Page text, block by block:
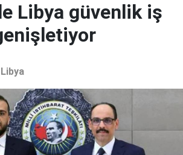
Libya güvenlik iş
Libya